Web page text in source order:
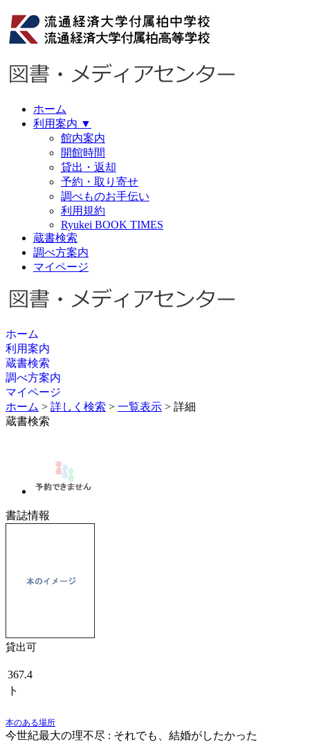
ホーム
利用案内 ▼
館内案内
開館時間
貸出・返却
予約・取り寄せ
調べものお手伝い
利用規約
Ryukei BOOK TIMES
蔵書検索
調べ方案内
マイページ
ホーム
利用案内
蔵書検索
調べ方案内
マイページ
ホーム > 詳しく検索 > 一覧表示 > 詳細
蔵書検索
書誌情報
貸出可
367.4
ト
本のある場所
今世紀最大の理不尽 : それでも、結婚がしたかった